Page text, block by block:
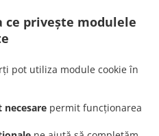
ce privește modulele
pot utiliza module cookie în
permit funcționarea
United States